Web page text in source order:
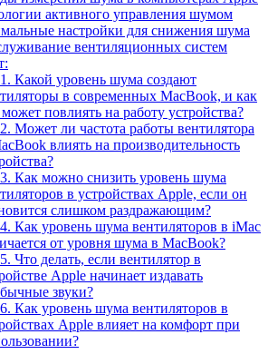
активного управления шумом
настройки для снижения шума
вентиляционных систем
Какой уровень шума создают
в современных MacBook, и как
может повлиять на работу устройства?
Может ли частота работы вентилятора
влиять на производительность
Как можно снизить уровень шума
в устройствах Apple, если он
слишком раздражающим?
Как уровень шума вентиляторов в iMac
от уровня шума в MacBook?
Что делать, если вентилятор в
Apple начинает издавать
звуки?
Как уровень шума вентиляторов в
Apple влияет на комфорт при